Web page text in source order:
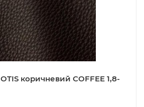
коричневий COFFEE 1,8-